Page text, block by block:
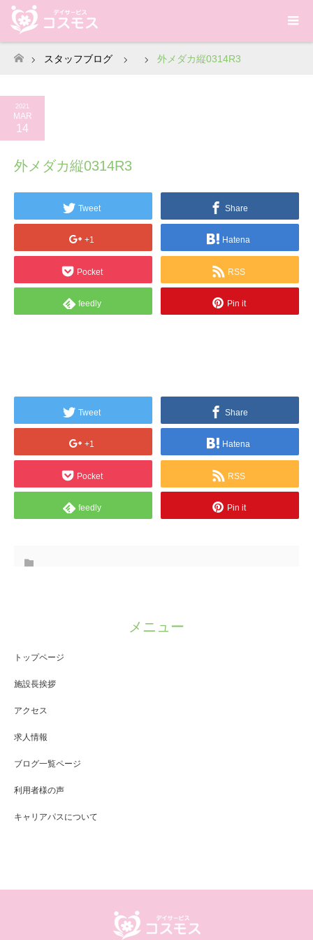
ホーム
スタッフブログ 外メダカ縦0314R3
2021
MAR
14
外メダカ縦0314R3
Tweet Share
+1 Hatena
Pocket RSS
feedly Pin it
Tweet Share
+1 Hatena
Pocket RSS
feedly Pin it
メニュー
トップページ
施設長挨拶
アクセス
求人情報
ブログ一覧ページ
利用者様の声
キャリアパスについて